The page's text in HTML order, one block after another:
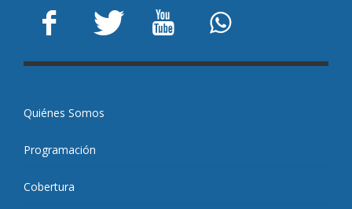
Quiénes Somos
Programación
Cobertura